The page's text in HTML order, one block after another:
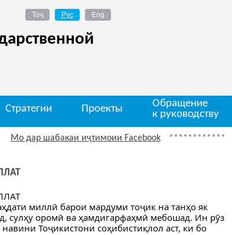
Стратегии Проекты
Обращение
к руководству
дар шабакаи иҷтимоии Facebook *************
миллӣ барои мардуми тоҷик на танҳо як
сулҳу оромӣ ва ҳамдигарфаҳмӣ мебошад. Ин рӯз
Тоҷикистони соҳибистиқлол аст, ки бо